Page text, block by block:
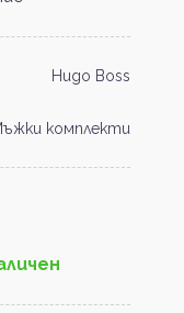
Hugo Boss
комплекти